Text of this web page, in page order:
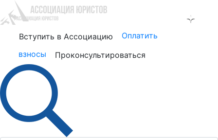
Вступить в Ассоциацию
Оплатить
взносы
Проконсультироваться